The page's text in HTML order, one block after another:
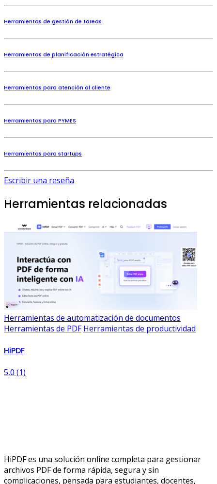
Herramientas de gestión de tareas
Herramientas de planificación estratégica
Herramientas para atención al cliente
Herramientas para PYMES
Herramientas para startups
Escribir una reseña
Herramientas relacionadas
Herramientas de automatización de documentos
Herramientas de PDF Herramientas de productividad
HiPDF
5,0 (1)
HiPDF es una solución online completa para gestionar
archivos PDF de forma rápida, segura y sin
complicaciones, pensada para estudiantes, docentes,